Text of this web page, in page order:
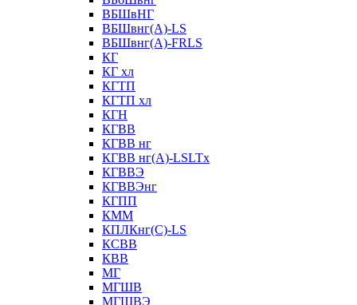
ВБШвНГ
ВБШвнг(А)-LS
ВБШвнг(А)-FRLS
КГ
КГ хл
КГТП
КГТП хл
КГН
КГВВ
КГВВ нг
КГВВ нг(А)-LSLTx
КГВВЭ
КГВВЭнг
КГПП
КММ
КПЛКнг(C)-LS
КСВВ
КВВ
МГ
МГШВ
МГШВЭ